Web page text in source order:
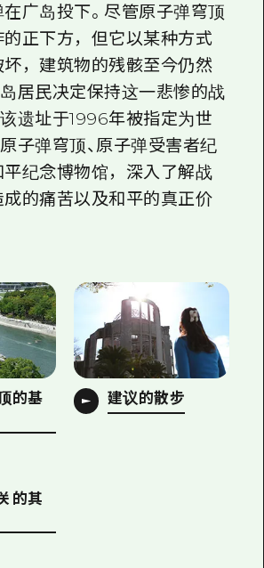
见问题解答
下载
发生期间的交通信息
观光宣传册
广岛投下。尽管原子弹穹顶
正下方，但它以某种方式
，建筑物的残骸至今仍然
居民决定保持这一悲惨的战
遗址于1996年被指定为世
子弹穹顶、原子弹受害者纪
纪念博物馆，深入了解战
的痛苦以及和平的真正价
的基
建议的散步
的其